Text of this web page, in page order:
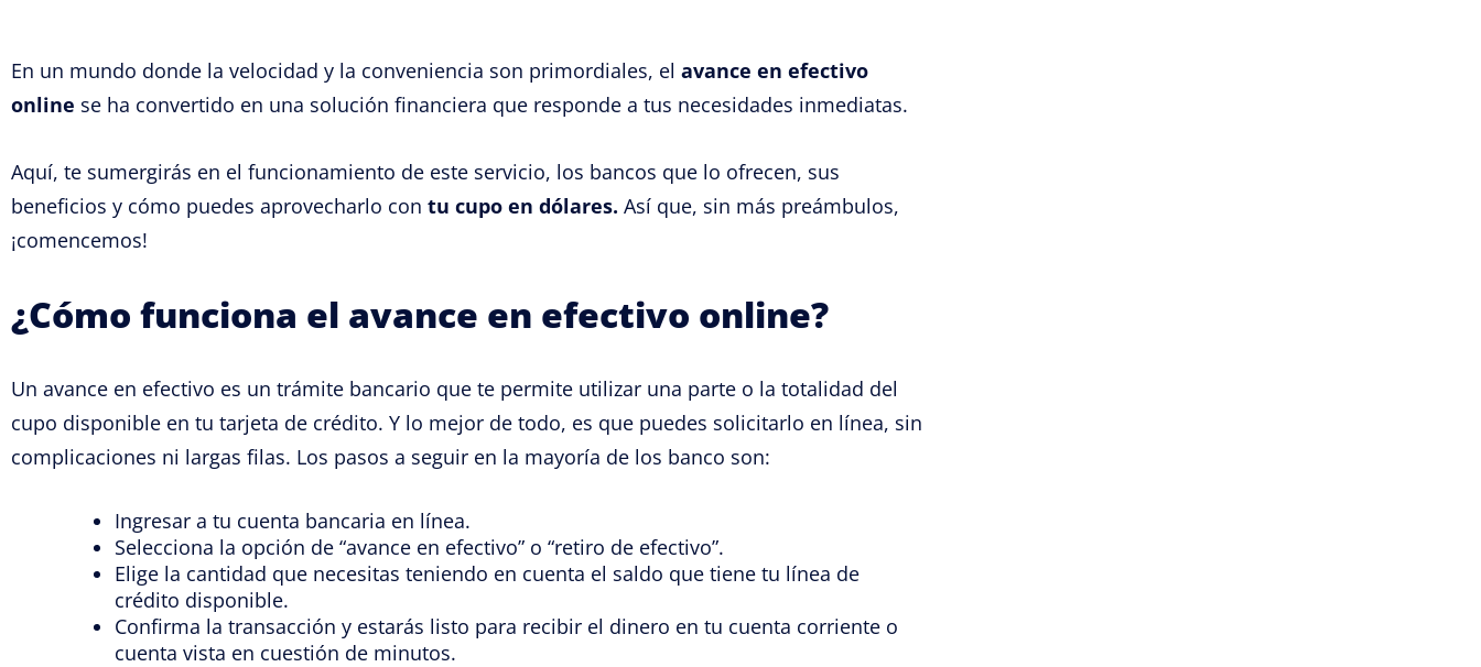
En un mundo donde la velocidad y la conveniencia son primordiales, el avance en efectivo
online se ha convertido en una solución financiera que responde a tus necesidades inmediatas.
Aquí, te sumergirás en el funcionamiento de este servicio, los bancos que lo ofrecen, sus
beneficios y cómo puedes aprovecharlo con tu cupo en dólares. Así que, sin más preámbulos,
¡comencemos!
¿Cómo funciona el avance en efectivo online?
Un avance en efectivo es un trámite bancario que te permite utilizar una parte o la totalidad del
cupo disponible en tu tarjeta de crédito. Y lo mejor de todo, es que puedes solicitarlo en línea, sin
complicaciones ni largas filas. Los pasos a seguir en la mayoría de los banco son:
Ingresar a tu cuenta bancaria en línea.
Selecciona la opción de “avance en efectivo” o “retiro de efectivo”.
Elige la cantidad que necesitas teniendo en cuenta el saldo que tiene tu línea de
crédito disponible.
Confirma la transacción y estarás listo para recibir el dinero en tu cuenta corriente o
cuenta vista en cuestión de minutos.